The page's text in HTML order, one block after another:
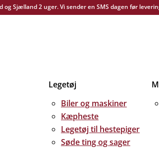
og Sjælland 2 uger. Vi sender en SMS dagen før
Legetøj
Biler og maskiner
Kæpheste
Legetøj til hestepiger
Søde ting og sager